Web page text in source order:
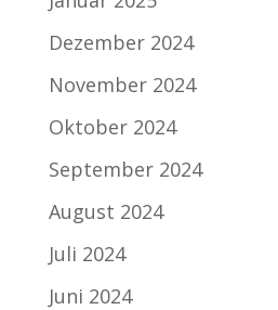
Dezember 2024
November 2024
Oktober 2024
September 2024
August 2024
Juli 2024
Juni 2024